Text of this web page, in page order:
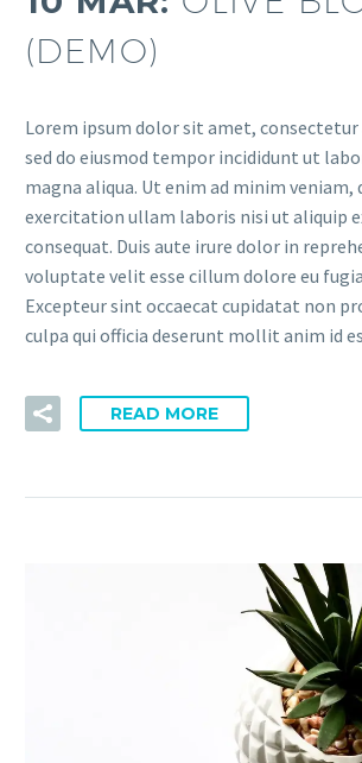
(DEMO)
Lorem ipsum dolor sit amet,
sed do eiusmod tempor incididunt ut
magna aliqua. Ut enim ad minim veniam,
exercitation ullam laboris nisi ut aliquip
consequat. Duis aute irure dolor in
voluptate velit esse cillum dolore eu
Excepteur sint occaecat cupidatat non
culpa qui officia deserunt mollit anim id
READ MORE